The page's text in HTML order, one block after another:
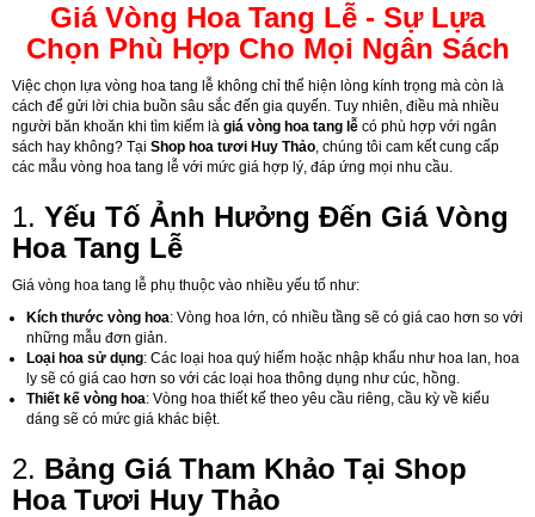
Giá Vòng Hoa Tang Lễ - Sự Lựa
Chọn Phù Hợp Cho Mọi Ngân Sách
Việc chọn lựa vòng hoa tang lễ không chỉ thể hiện lòng kính trọng mà còn là
cách để gửi lời chia buồn sâu sắc đến gia quyến. Tuy nhiên, điều mà nhiều
người băn khoăn khi tìm kiếm là giá vòng hoa tang lễ có phù hợp với ngân
sách hay không? Tại Shop hoa tươi Huy Thảo, chúng tôi cam kết cung cấp
các mẫu vòng hoa tang lễ với mức giá hợp lý, đáp ứng mọi nhu cầu.
1. Yếu Tố Ảnh Hưởng Đến Giá Vòng
Hoa Tang Lễ
Giá vòng hoa tang lễ phụ thuộc vào nhiều yếu tố như:
Kích thước vòng hoa: Vòng hoa lớn, có nhiều tầng sẽ có giá cao hơn so với
những mẫu đơn giản.
Loại hoa sử dụng: Các loại hoa quý hiếm hoặc nhập khẩu như hoa lan, hoa
ly sẽ có giá cao hơn so với các loại hoa thông dụng như cúc, hồng.
Thiết kế vòng hoa: Vòng hoa thiết kế theo yêu cầu riêng, cầu kỳ về kiểu
dáng sẽ có mức giá khác biệt.
2. Bảng Giá Tham Khảo Tại Shop
Hoa Tươi Huy Thảo